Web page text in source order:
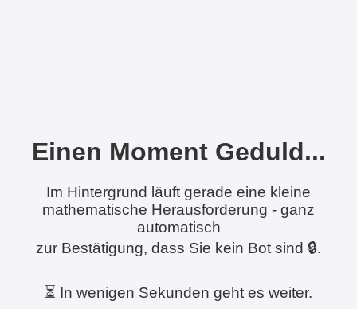
Einen Moment Geduld...
Im Hintergrund läuft gerade eine kleine
mathematische Herausforderung - ganz
automatisch
zur Bestätigung, dass Sie kein Bot sind 🔒.
⏳ In wenigen Sekunden geht es weiter.